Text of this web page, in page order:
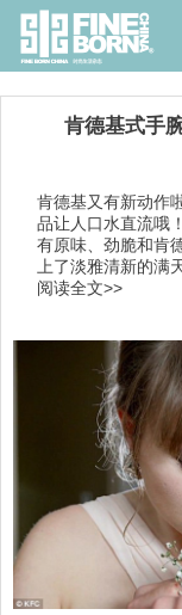
肯德基式手
肯德基又有新动作
品让人口水直流哦
有原味、劲脆和肯
上了淡雅清新的满
阅读全文>>